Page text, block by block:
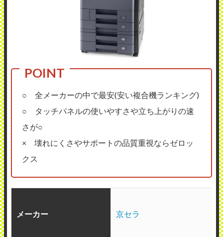
○ 全メーカーの中で最安(安い複合機ランキング)
○ タッチパネルの使いやすさや立ち上がりの速
さが○
× 壊れにくさやサポートの品質重視ならゼロッ
クス
メーカー 京セラ